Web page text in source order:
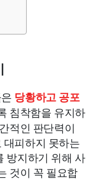
당황하고 공포
침착함을 유지하
적인 판단력이
피하지 못하는
방지하기 위해 사
것이 꼭 필요합